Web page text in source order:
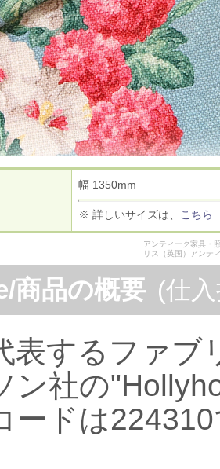
幅 1350mm
※ 詳しいサイズは、 こちら
アンティーク家具・
リス（英国）アンテ
商品の概要 (仕
表するファブ
ン社の
ードは